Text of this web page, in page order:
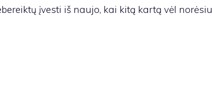
įvesti iš naujo, kai kitą kartą vėl norėsiu